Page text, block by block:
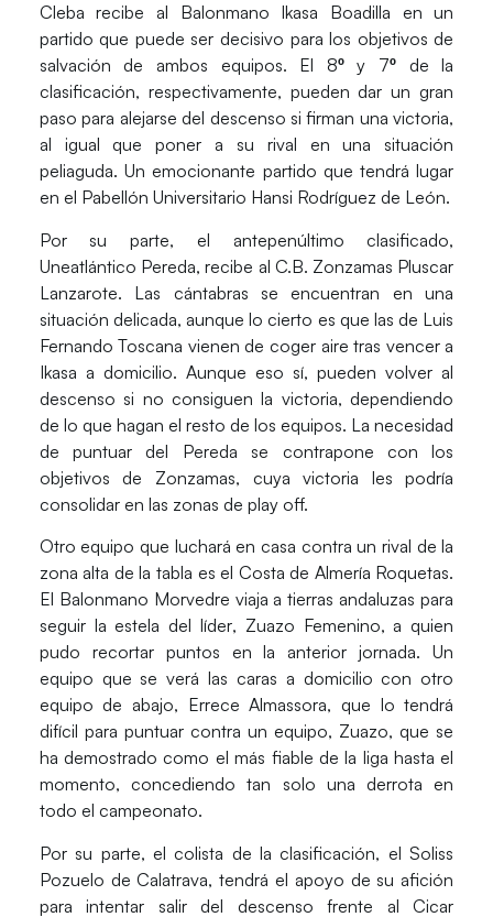
Cleba recibe al Balonmano Ikasa Boadilla en un
partido que puede ser decisivo para los objetivos de
salvación de ambos equipos. El 8º y 7º de la
clasificación, respectivamente, pueden dar un gran
paso para alejarse del descenso si firman una victoria,
al igual que poner a su rival en una situación
peliaguda. Un emocionante partido que tendrá lugar
en el Pabellón Universitario Hansi Rodríguez de León.
Por su parte, el antepenúltimo clasificado,
Uneatlántico Pereda, recibe al C.B. Zonzamas Pluscar
Lanzarote. Las cántabras se encuentran en una
situación delicada, aunque lo cierto es que las de Luis
Fernando Toscana vienen de coger aire tras vencer a
Ikasa a domicilio. Aunque eso sí, pueden volver al
descenso si no consiguen la victoria, dependiendo
de lo que hagan el resto de los equipos. La necesidad
de puntuar del Pereda se contrapone con los
objetivos de Zonzamas, cuya victoria les podría
consolidar en las zonas de play off.
Otro equipo que luchará en casa contra un rival de la
zona alta de la tabla es el Costa de Almería Roquetas.
El Balonmano Morvedre viaja a tierras andaluzas para
seguir la estela del líder, Zuazo Femenino, a quien
pudo recortar puntos en la anterior jornada. Un
equipo que se verá las caras a domicilio con otro
equipo de abajo, Errece Almassora, que lo tendrá
difícil para puntuar contra un equipo, Zuazo, que se
ha demostrado como el más fiable de la liga hasta el
momento, concediendo tan solo una derrota en
todo el campeonato.
Por su parte, el colista de la clasificación, el Soliss
Pozuelo de Calatrava, tendrá el apoyo de su afición
para intentar salir del descenso frente al Cicar